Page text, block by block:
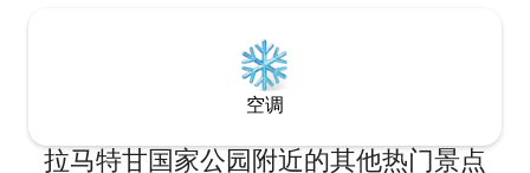
空调
拉马特甘国家公园附近的其他热门景点